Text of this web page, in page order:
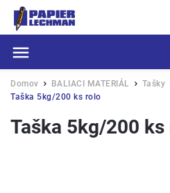
Domov / BALIACI MATERIÁL / Tašky
Taška 5kg/200 ks rolo
Taška 5kg/200 ks